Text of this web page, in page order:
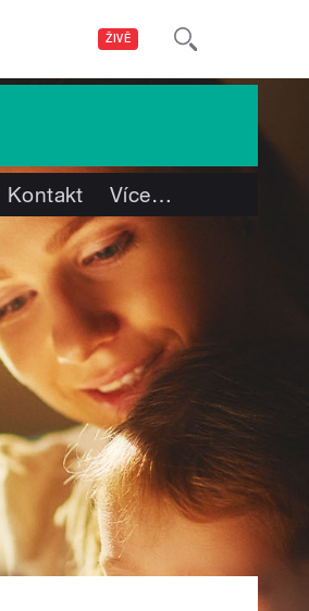
ŽIVĚ
Kontakt Více…